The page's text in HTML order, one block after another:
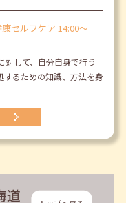
セルフケア 14:00～
対して、自分自身で行う
するための知識、方法を身